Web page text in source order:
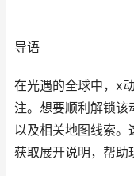
导语
在光遇的全球中，x
注。想要顺利解锁该
以及相关地图线索
获取展开说明，帮助